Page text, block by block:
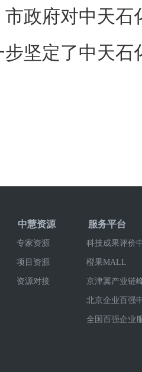
政府对中天石
坚定了中天石
中慧资源 服务平台
专家资源
项目资源
资源对接
科技成果评价
橙果MALL
京津冀产业链
北京企业百强
全国百强企业